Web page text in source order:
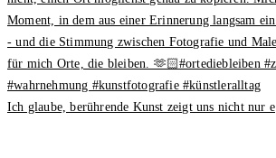
Ich glaube, berührende Kunst zeigt uns nicht nur e